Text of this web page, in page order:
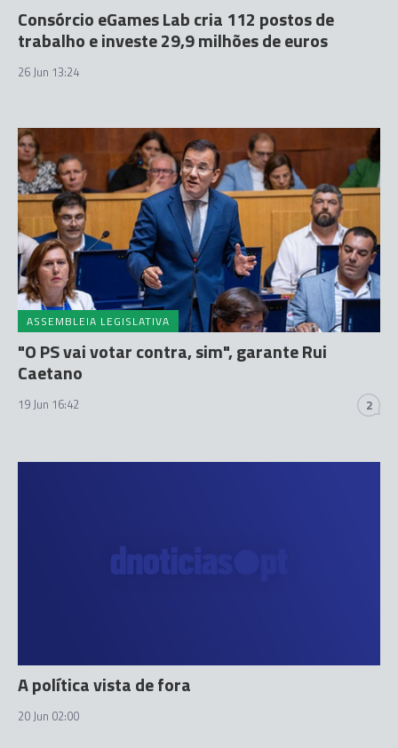
Consórcio eGames Lab cria 112 postos de
trabalho e investe 29,9 milhões de euros
26 Jun 13:24
ASSEMBLEIA LEGISLATIVA
"O PS vai votar contra, sim", garante Rui
Caetano
19 Jun 16:42 2
A política vista de fora
20 Jun 02:00